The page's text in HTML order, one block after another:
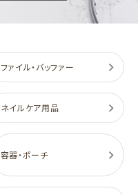
ファイル・バッファー
ネイルケア用品
容器・ポーチ